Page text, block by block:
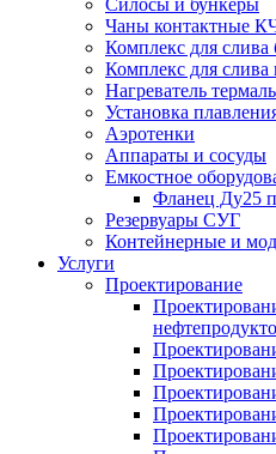
Силосы и бункеры
Чаны контактные
Комплекс для
Комплекс для слива
Нагреватель
Установка
Аэротенки
Аппараты и сосуды
Емкостное
Фланец Ду25
Резервуары СУГ
Контейнерные и
Услуги
Проектирование